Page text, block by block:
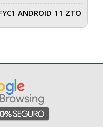
ANDROID 11 ZTO